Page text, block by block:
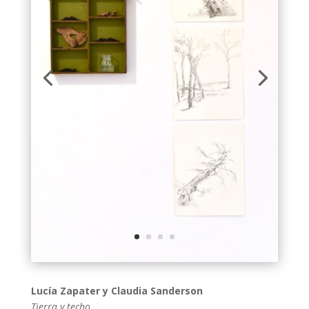
Lucía Zapater y Claudia Sanderson